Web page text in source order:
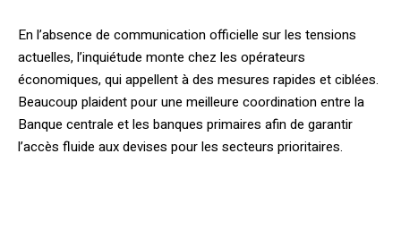
En l’absence de communication officielle sur les tensions
actuelles, l’inquiétude monte chez les opérateurs
économiques, qui appellent à des mesures rapides et ciblées.
Beaucoup plaident pour une meilleure coordination entre la
Banque centrale et les banques primaires afin de garantir
l’accès fluide aux devises pour les secteurs prioritaires.